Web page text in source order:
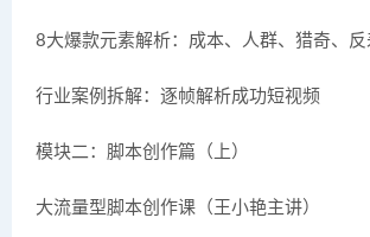
8大爆款元素解析：成本、人群、猎奇、反
行业案例拆解：逐帧解析成功短视频
模块二：脚本创作篇（上）
大流量型脚本创作课（王小艳主讲）